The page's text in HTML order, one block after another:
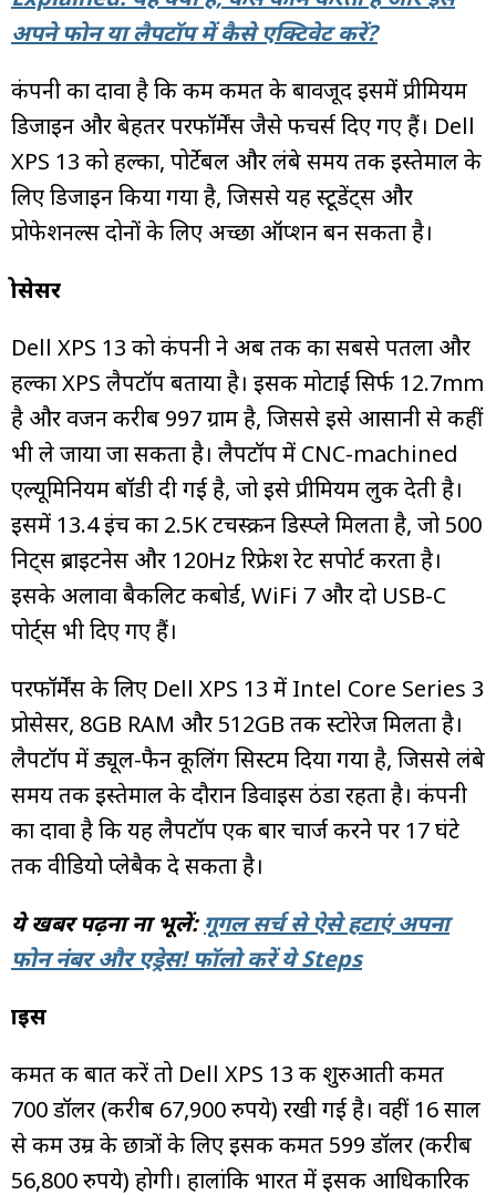
अपने फोन या लैपटॉप में कैसे एक्टिवेट करें?
कंपनी का दावा है कि कम कीमत के बावजूद इसमें प्रीमियम
डिजाइन और बेहतर परफॉर्मेंस जैसे फीचर्स दिए गए हैं। Dell
XPS 13 को हल्का, पोर्टेबल और लंबे समय तक इस्तेमाल के
लिए डिजाइन किया गया है, जिससे यह स्टूडेंट्स और
प्रोफेशनल्स दोनों के लिए अच्छा ऑप्शन बन सकता है।
प्रोसेसर
Dell XPS 13 को कंपनी ने अब तक का सबसे पतला और
हल्का XPS लैपटॉप बताया है। इसकी मोटाई सिर्फ 12.7mm
है और वजन करीब 997 ग्राम है, जिससे इसे आसानी से कहीं
भी ले जाया जा सकता है। लैपटॉप में CNC-machined
एल्यूमिनियम बॉडी दी गई है, जो इसे प्रीमियम लुक देती है।
इसमें 13.4 इंच का 2.5K टचस्क्रीन डिस्प्ले मिलता है, जो 500
निट्स ब्राइटनेस और 120Hz रिफ्रेश रेट सपोर्ट करता है।
इसके अलावा बैकलिट कीबोर्ड, WiFi 7 और दो USB-C
पोर्ट्स भी दिए गए हैं।
परफॉर्मेंस के लिए Dell XPS 13 में Intel Core Series 3
प्रोसेसर, 8GB RAM और 512GB तक स्टोरेज मिलता है।
लैपटॉप में ड्यूल-फैन कूलिंग सिस्टम दिया गया है, जिससे लंबे
समय तक इस्तेमाल के दौरान डिवाइस ठंडा रहता है। कंपनी
का दावा है कि यह लैपटॉप एक बार चार्ज करने पर 17 घंटे
तक वीडियो प्लेबैक दे सकता है।
ये खबर पढ़ना ना भूलें: गूगल सर्च से ऐसे हटाएं अपना
फोन नंबर और एड्रेस! फॉलो करें ये Steps
प्राइस
कीमत की बात करें तो Dell XPS 13 की शुरुआती कीमत
700 डॉलर (करीब 67,900 रुपये) रखी गई है। वहीं 16 साल
से कम उम्र के छात्रों के लिए इसकी कीमत 599 डॉलर (करीब
56,800 रुपये) होगी। हालांकि भारत में इसकी आधिकारिक